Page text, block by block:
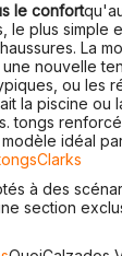
le confort
le plus simple
La
nouvelle
ou les
la piscine ou
tongs
idéal
Clarks
à des
section